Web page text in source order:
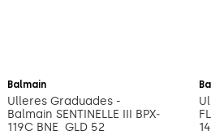
Balmain
Ulleres Graduades -
Balmain SENTINELLE ­III BPX­
119C BNE ­ GLD 52